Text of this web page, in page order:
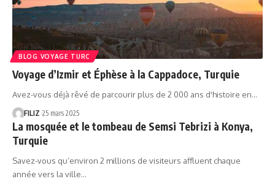
BLOG VOYAGE TURC
Voyage d’Izmir et Éphèse à la Cappadoce, Turquie
Avez-vous déjà rêvé de parcourir plus de 2 000 ans d'histoire en…
FILIZ 25 mars 2025
La mosquée et le tombeau de Semsi Tebrizi à Konya,
Turquie
Savez-vous qu’environ 2 millions de visiteurs affluent chaque
année vers la ville…